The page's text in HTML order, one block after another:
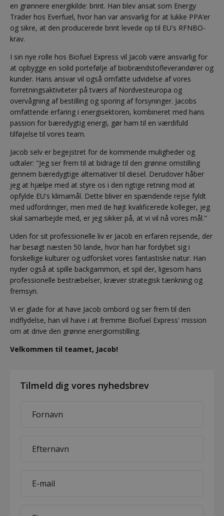
en grønnere energikilde: brint. Han blev ansat som Energy
Trader hos Everfuel, hvor han var ansvarlig for at lukke PPA’er
og sikre, at den producerede brint levede op til EU's RFNBO-
krav.
I sin nye rolle hos Biofuel Express vil Jacob være ansvarlig for
at opbygge en solid portefølje af biobrændstofleverandører og
kunder. Hans ansvar vil også omfatte udvidelse af vores
forretningsaktiviteter på tværs af Nordvesteuropa og
overvågning af bestilling og sporing af forsyninger. Jacobs
omfattende erfaring i energisektoren, kombineret med hans
passion for bæredygtig energi, gør ham til en værdifuld
tilføjelse til vores team.
Jacob selv er begejstret for de kommende muligheder og
udtaler: "Jeg ser frem til at bidrage til den grønne omstilling
gennem bæredygtige alternativer til diesel. Derudover håber
jeg at hjælpe med at styre os i den rigtige retning mod at
opfylde EU's klimamål. Dette bliver en spændende rejse fyldt
med udfordringer, men med de højt kvalificerede kolleger, jeg
skal samarbejde med, er jeg sikker på, at vi vil nå vores mål."
Uden for sit professionelle liv er Jacob en erfaren rejsende, der
har besøgt næsten 50 lande, hvor han har fordybet sig i
forskellige kulturer og udforsket vores fantastiske natur. Han
nyder også at spille backgammon, et spil der, ligesom hans
professionelle bestræbelser, kræver strategisk tænkning og
fremsyn.
Vi er glade for at have Jacob ombord og ser frem til den
indflydelse, han vil have i at fremme Biofuel Express' mission
om at drive den grønne energiomstilling.
Velkommen til teamet, Jacob!
Tilmeld dig vores nyhedsbrev
name
name
mail